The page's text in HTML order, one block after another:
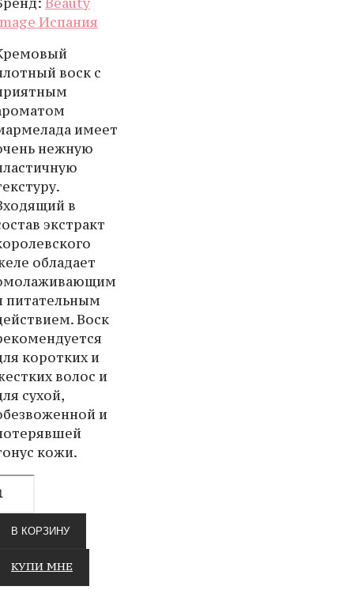
Beauty
Испания
воск с
имеет
нежную
в
экстракт
обладает
питательным
Воск
коротких и
волос и
сухой,
и
кожи.
В КОРЗИНУ
КУПИ МНЕ